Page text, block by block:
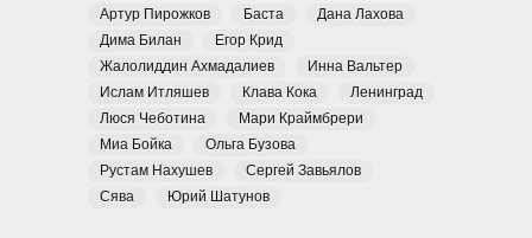
Артур Пирожков
Баста
Дана Лахова
Дима Билан
Егор Крид
Жалолиддин Ахмадалиев
Инна Вальтер
Ислам Итляшев
Клава Кока
Ленинград
Люся Чеботина
Мари Краймбрери
Миа Бойка
Ольга Бузова
Рустам Нахушев
Сергей Завьялов
Сява
Юрий Шатунов